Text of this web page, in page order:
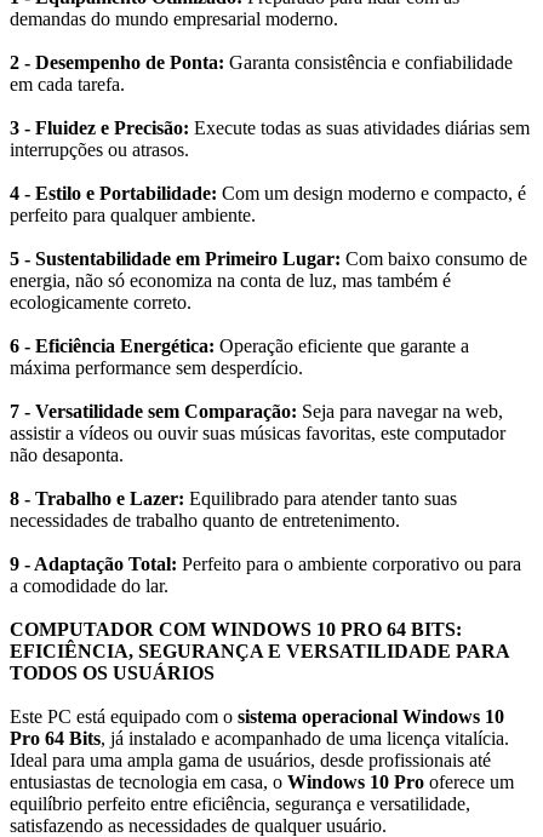
demandas do mundo empresarial moderno.
2 - Desempenho de Ponta: Garanta consistência e confiabilidade
em cada tarefa.
3 - Fluidez e Precisão: Execute todas as suas atividades diárias sem
interrupções ou atrasos.
4 - Estilo e Portabilidade: Com um design moderno e compacto, é
perfeito para qualquer ambiente.
5 - Sustentabilidade em Primeiro Lugar: Com baixo consumo de
energia, não só economiza na conta de luz, mas também é
ecologicamente correto.
6 - Eficiência Energética: Operação eficiente que garante a
máxima performance sem desperdício.
7 - Versatilidade sem Comparação: Seja para navegar na web,
assistir a vídeos ou ouvir suas músicas favoritas, este computador
não desaponta.
8 - Trabalho e Lazer: Equilibrado para atender tanto suas
necessidades de trabalho quanto de entretenimento.
9 - Adaptação Total: Perfeito para o ambiente corporativo ou para
a comodidade do lar.
COMPUTADOR COM WINDOWS 10 PRO 64 BITS:
EFICIÊNCIA, SEGURANÇA E VERSATILIDADE PARA
TODOS OS USUÁRIOS
Este PC está equipado com o sistema operacional Windows 10
Pro 64 Bits, já instalado e acompanhado de uma licença vitalícia.
Ideal para uma ampla gama de usuários, desde profissionais até
entusiastas de tecnologia em casa, o Windows 10 Pro oferece um
equilíbrio perfeito entre eficiência, segurança e versatilidade,
satisfazendo as necessidades de qualquer usuário.